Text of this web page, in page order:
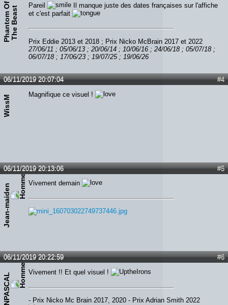
P
h
a
n
t
o
m
O
f
T
h
e
B
e
a
st Pareil
Il manque juste des dates françaises sur l'affiche
et c'est parfait
Prix Eddie 2013 et 2018 ; Prix Nicko McBrain 2017 et 2022
27/06/11 ; 05/06/13 ; 20/06/14 ; 10/06/16 ; 24/06/18 ; 05/07/18 ;
06/07/18 ; 17/06/23 ; 19/07/25 ; 19/06/26
#4
06/11/2019 20:07:04
WissM Magnifique ce visuel !
#5
06/11/2019 20:13:06
Jean-maiden Vivement demain
#6
06/11/2019 20:22:59
IRONPASCAL Vivement !! Et quel visuel !
- Prix Nicko Mc Brain 2017, 2020 - Prix Adrian Smith 2022